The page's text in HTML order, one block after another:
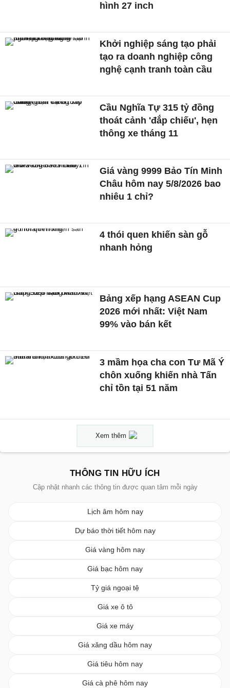
hình 27 inch
Khởi nghiệp sáng tạo phải
tạo ra doanh nghiệp công
nghệ cạnh tranh toàn cầu
Cầu Nghĩa Tự 315 tỷ đồng
thoát cảnh 'đắp chiếu', hẹn
thông xe tháng 11
Giá vàng 9999 Bảo Tín Minh
Châu hôm nay 5/8/2026 bao
nhiêu 1 chỉ?
4 thói quen khiến sàn gỗ
nhanh hỏng
Bảng xếp hạng ASEAN Cup
2026 mới nhất: Việt Nam
99% vào bán kết
3 mầm họa cha con Tư Mã Ý
chôn xuống khiến nhà Tấn
chỉ tồn tại 51 năm
Xem thêm
THÔNG TIN HỮU ÍCH
Cập nhật nhanh các thông tin được quan tâm mỗi ngày
Lịch âm hôm nay
Dự báo thời tiết hôm nay
Giá vàng hôm nay
Giá bạc hôm nay
Tỷ giá ngoại tệ
Giá xe ô tô
Giá xe máy
Giá xăng dầu hôm nay
Giá tiêu hôm nay
Giá cà phê hôm nay